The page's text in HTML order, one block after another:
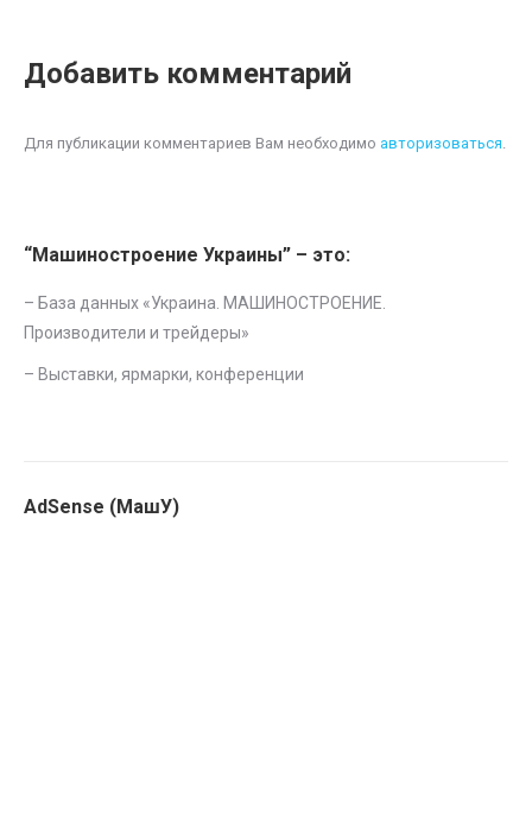
Добавить комментарий
Для публикации комментариев Вам необходимо авторизоваться.
“Машиностроение Украины” – это:
– База данных «Украина. МАШИНОСТРОЕНИЕ.
Производители и трейдеры»
– Выставки, ярмарки, конференции
AdSense (МашУ)